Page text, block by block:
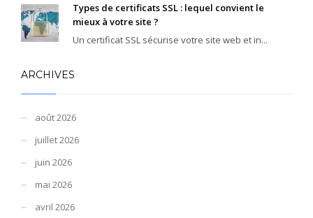
Types de certificats SSL : lequel convient le
mieux à votre site ?
Un certificat SSL sécurise votre site web et in...
ARCHIVES
août 2026
juillet 2026
juin 2026
mai 2026
avril 2026